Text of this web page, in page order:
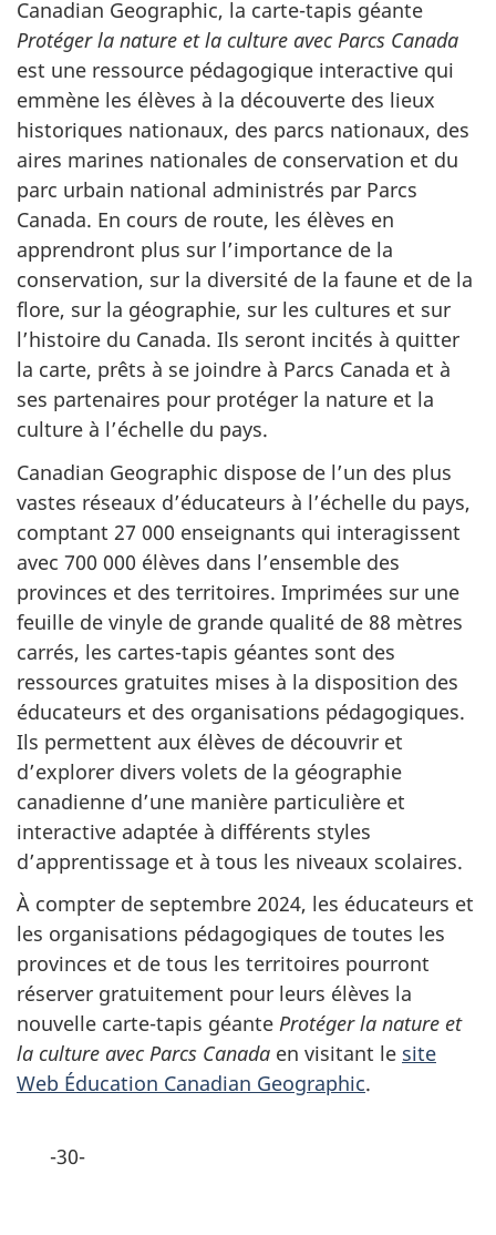
Canadian Geographic, la carte-tapis géante
Protéger la nature et la culture avec Parcs Canada
est une ressource pédagogique interactive qui
emmène les élèves à la découverte des lieux
historiques nationaux, des parcs nationaux, des
aires marines nationales de conservation et du
parc urbain national administrés par Parcs
Canada. En cours de route, les élèves en
apprendront plus sur l’importance de la
conservation, sur la diversité de la faune et de la
flore, sur la géographie, sur les cultures et sur
l’histoire du Canada. Ils seront incités à quitter
la carte, prêts à se joindre à Parcs Canada et à
ses partenaires pour protéger la nature et la
culture à l’échelle du pays.
Canadian Geographic dispose de l’un des plus
vastes réseaux d’éducateurs à l’échelle du pays,
comptant 27 000 enseignants qui interagissent
avec 700 000 élèves dans l’ensemble des
provinces et des territoires. Imprimées sur une
feuille de vinyle de grande qualité de 88 mètres
carrés, les cartes-tapis géantes sont des
ressources gratuites mises à la disposition des
éducateurs et des organisations pédagogiques.
Ils permettent aux élèves de découvrir et
d’explorer divers volets de la géographie
canadienne d’une manière particulière et
interactive adaptée à différents styles
d’apprentissage et à tous les niveaux scolaires.
À compter de septembre 2024, les éducateurs et
les organisations pédagogiques de toutes les
provinces et de tous les territoires pourront
réserver gratuitement pour leurs élèves la
nouvelle carte-tapis géante Protéger la nature et
la culture avec Parcs Canada en visitant le site
Web Éducation Canadian Geographic.
-30-